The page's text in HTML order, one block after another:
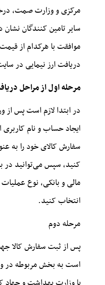
مرکزی و وزارت صمت،
سایر تامین کنندگان
موافقت با هرکدام از
دریافت ارز نیمایی در
مرحله اول از مراحل
در ابتدا لازم است پس از
ایجاد حساب و نام کاربری
سفارش کالای خود را به
کنید، سپس می‌توانید
مالی و بانکی، نوع عملیات
انتخاب کنید.
مرحله دوم
پس از ثبت سفارش کالا
است به بخش مربوطه در